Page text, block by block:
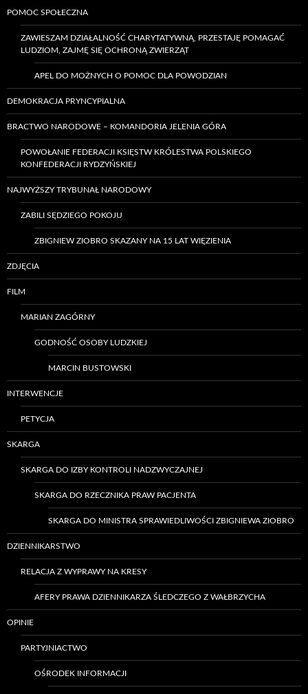
POMOC SPOŁECZNA
ZAWIESZAM DZIAŁALNOŚĆ CHARYTATYWNĄ, PRZESTAJĘ POMAGAĆ
LUDZIOM, ZAJMĘ SIĘ OCHRONĄ ZWIERZĄT
APEL DO MOŻNYCH O POMOC DLA POWODZIAN
DEMOKRACJA PRYNCYPIALNA
BRACTWO NARODOWE – KOMANDORIA JELENIA GÓRA
POWOŁANIE FEDERACJI KSIĘSTW KRÓLESTWA POLSKIEGO
KONFEDERACJI RYDZYŃSKIEJ
NAJWYŻSZY TRYBUNAŁ NARODOWY
ZABILI SĘDZIEGO POKOJU
ZBIGNIEW ZIOBRO SKAZANY NA 15 LAT WIĘZIENIA
ZDJĘCIA
FILM
MARIAN ZAGÓRNY
GODNOŚĆ OSOBY LUDZKIEJ
MARCIN BUSTOWSKI
INTERWENCJE
PETYCJA
SKARGA
SKARGA DO IZBY KONTROLI NADZWYCZAJNEJ
SKARGA DO RZECZNIKA PRAW PACJENTA
SKARGA DO MINISTRA SPRAWIEDLIWOŚCI ZBIGNIEWA ZIOBRO
DZIENNIKARSTWO
RELACJA Z WYPRAWY NA KRESY
AFERY PRAWA DZIENNIKARZA ŚLEDCZEGO Z WAŁBRZYCHA
OPINIE
PARTYJNIACTWO
OŚRODEK INFORMACJI